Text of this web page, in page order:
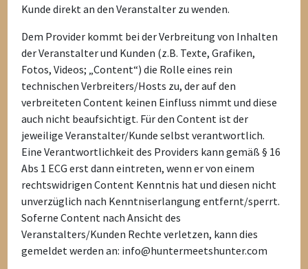
Kunde direkt an den Veranstalter zu wenden.
Dem Provider kommt bei der Verbreitung von Inhalten
der Veranstalter und Kunden (z.B. Texte, Grafiken,
Fotos, Videos; „Content“) die Rolle eines rein
technischen Verbreiters/Hosts zu, der auf den
verbreiteten Content keinen Einfluss nimmt und diese
auch nicht beaufsichtigt. Für den Content ist der
jeweilige Veranstalter/Kunde selbst verantwortlich.
Eine Verantwortlichkeit des Providers kann gemäß § 16
Abs 1 ECG erst dann eintreten, wenn er von einem
rechtswidrigen Content Kenntnis hat und diesen nicht
unverzüglich nach Kenntniserlangung entfernt/sperrt.
Soferne Content nach Ansicht des
Veranstalters/Kunden Rechte verletzen, kann dies
gemeldet werden an: info@huntermeetshunter.com